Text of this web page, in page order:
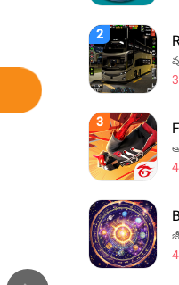
2
3